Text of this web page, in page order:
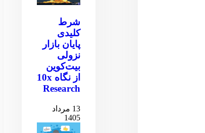
شرط
کلیدی
پایان بازار
نزولی
بیت‌کوین
از نگاه 10x
Research
13 مرداد
1405